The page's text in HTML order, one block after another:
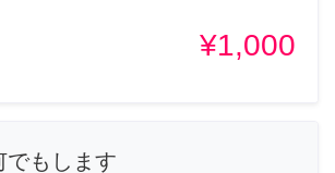
¥1,000
でもします